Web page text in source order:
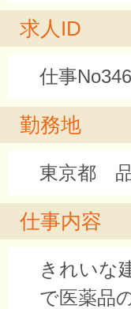
求人ID
仕事
勤務地
東京都
仕事内容
きれいな
で医薬品